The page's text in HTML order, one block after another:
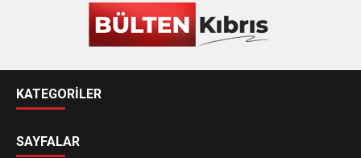
KATEGORİLER
SAYFALAR